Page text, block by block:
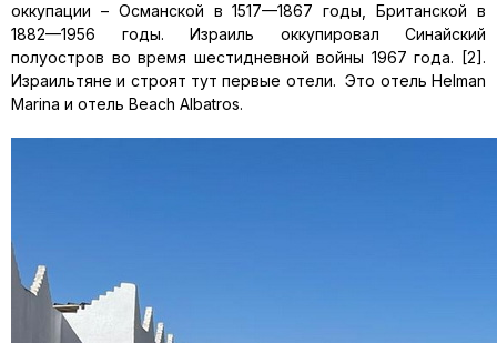
оккупации – Османской в 1517—1867 годы, Британской в
1882—1956 годы. Израиль оккупировал Синайский
полуостров во время шестидневной войны 1967 года. [2].
Израильтяне и строят тут первые отели. Это отель Helman
Marina и отель Beach Albatros.